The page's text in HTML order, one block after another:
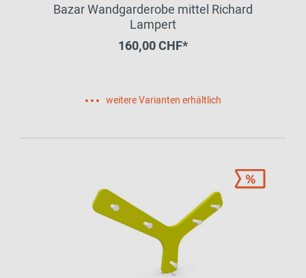
Bazar Wandgarderobe mittel Richard
Lampert
160,00 CHF*
weitere Varianten erhältlich